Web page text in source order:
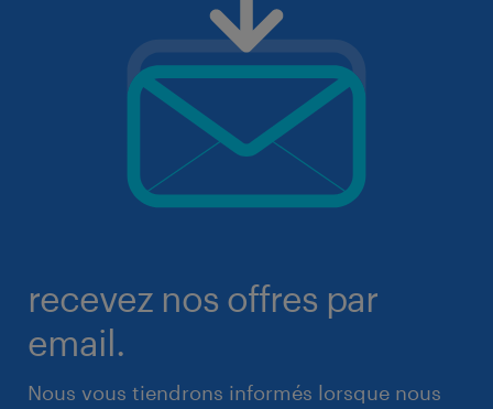
recevez nos offres par
email.
Nous vous tiendrons informés lorsque nous